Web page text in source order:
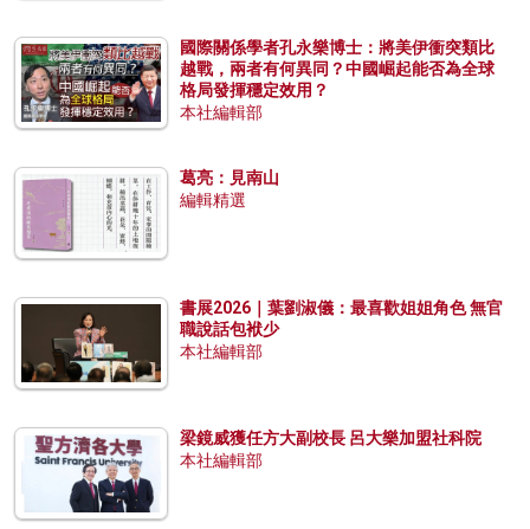
國際關係學者孔永樂博士：將美伊衝突類比
越戰，兩者有何異同？中國崛起能否為全球
格局發揮穩定效用？
本社編輯部
葛亮：見南山
編輯精選
書展2026｜葉劉淑儀：最喜歡姐姐角色 無官
職說話包袱少
本社編輯部
梁鏡威獲任方大副校長 呂大樂加盟社科院
本社編輯部